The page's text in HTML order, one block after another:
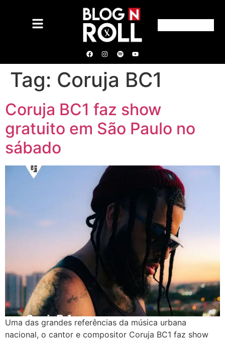
Tag: Coruja BC1
Coruja BC1 faz show
gratuito em São Paulo no
sábado
Uma das grandes referências da música urbana
nacional, o cantor e compositor Coruja BC1 faz show